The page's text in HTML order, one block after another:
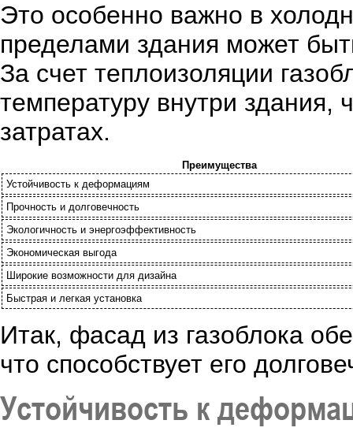
Это особенно важно в
пределами здания может
За счет теплоизоляции
температуру внутри здания,
затратах.
Преимущества
Устойчивость к деформациям
Прочность и долговечность
Экологичность и энергоэффективность
Экономическая выгода
Широкие возможности для дизайна
Быстрая и легкая установка
Итак, фасад из газоблока
что способствует его
Устойчивость к